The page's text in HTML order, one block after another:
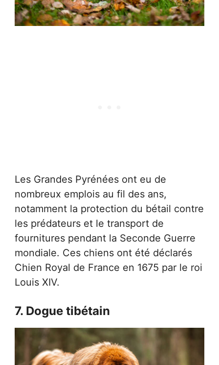
Les Grandes Pyrénées ont eu de
nombreux emplois au fil des ans,
notamment la protection du bétail contre
les prédateurs et le transport de
fournitures pendant la Seconde Guerre
mondiale. Ces chiens ont été déclarés
Chien Royal de France en 1675 par le roi
Louis XIV.
7. Dogue tibétain